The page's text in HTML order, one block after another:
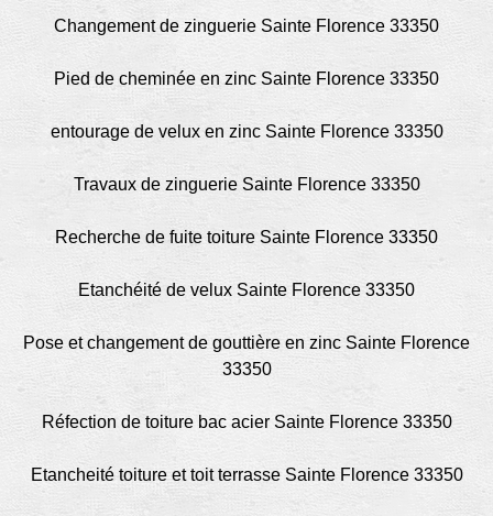
Changement de zinguerie Sainte Florence 33350
Pied de cheminée en zinc Sainte Florence 33350
entourage de velux en zinc Sainte Florence 33350
Travaux de zinguerie Sainte Florence 33350
Recherche de fuite toiture Sainte Florence 33350
Etanchéité de velux Sainte Florence 33350
Pose et changement de gouttière en zinc Sainte Florence
33350
Réfection de toiture bac acier Sainte Florence 33350
Etancheité toiture et toit terrasse Sainte Florence 33350